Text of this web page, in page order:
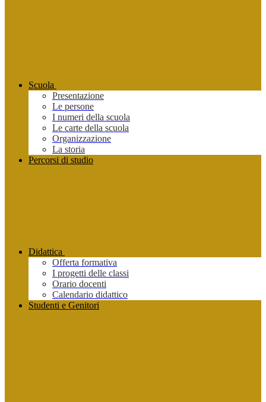
Scuola
Presentazione
Le persone
I numeri della scuola
Le carte della scuola
Organizzazione
La storia
Percorsi di studio
Didattica
Offerta formativa
I progetti delle classi
Orario docenti
Calendario didattico
Studenti e Genitori